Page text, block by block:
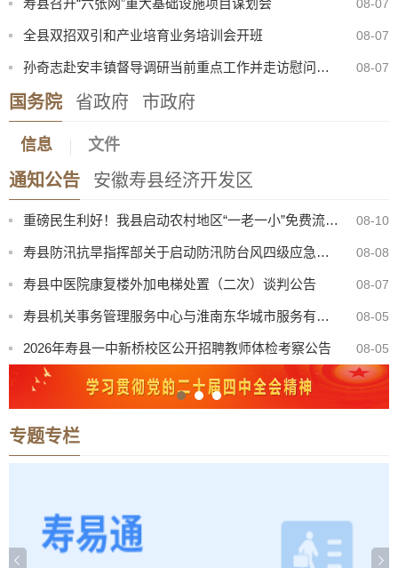
寿县召开“六张网”重大基础设施项目谋划会 08-07
全县双招双引和产业培育业务培训会开班 08-07
孙奇志赴安丰镇督导调研当前重点工作并走访慰问特困家庭 08-07
国务院 省政府 市政府
信息 文件
通知公告 安徽寿县经济开发区
2026年寿县公开选调高中教师专业测试成绩公告
寿县科技学校新校区食堂招募合作方公告
重磅民生利好！我县启动农村地区“一老一小”免费流感疫苗接种需求摸底 08-10
寿县防汛抗旱指挥部关于启动防汛防台风四级应急响应的通知 08-08
寿县中医院康复楼外加电梯处置（二次）谈判公告 08-07
寿县机关事务管理服务中心与淮南东华城市服务有限公司联合公开招聘物业服务工作人员公告 08-05
2026年寿县一中新桥校区公开招聘教师体检考察公告 08-05
【曝光·第104期】寿县这些人不戴头盔已被“抓拍”！ 08-04
2026年寿县公开选调高中教师专业测试成绩公告 08-04
寿县科技学校新校区食堂招募合作方公告
重磅民生利好！我县启动农村地区“一老一小”免费流感疫苗接种需求摸底
专题专栏